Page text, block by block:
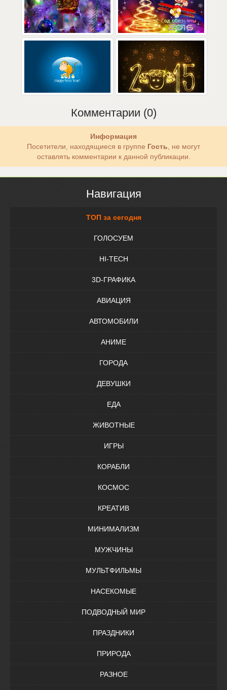
Комментарии (0)
Информация
Посетители, находящиеся в группе Гость , не могут
оставлять комментарии к данной публикации.
Навигация
ТОП за сегодня
ГОЛОСУЕМ
HI-TECH
3D-ГРАФИКА
АВИАЦИЯ
АВТОМОБИЛИ
АНИМЕ
ГОРОДА
ДЕВУШКИ
ЕДА
ЖИВОТНЫЕ
ИГРЫ
КОРАБЛИ
КОСМОС
КРЕАТИВ
МИНИМАЛИЗМ
МУЖЧИНЫ
МУЛЬТФИЛЬМЫ
НАСЕКОМЫЕ
ПОДВОДНЫЙ МИР
ПРАЗДНИКИ
ПРИРОДА
РАЗНОЕ